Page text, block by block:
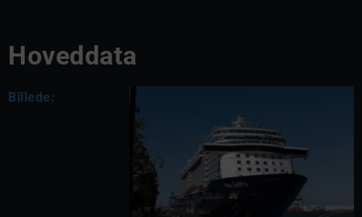
Hoveddata
Billede: